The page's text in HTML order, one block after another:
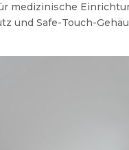
medizinische
und Safe-Touch-